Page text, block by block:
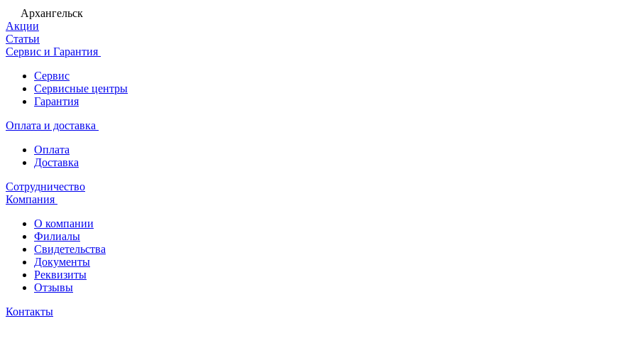
Архангельск
Акции
Статьи
Сервис и Гарантия
Сервис
Сервисные центры
Гарантия
Оплата и доставка
Оплата
Доставка
Сотрудничество
Компания
О компании
Филиалы
Свидетельства
Документы
Реквизиты
Отзывы
Контакты